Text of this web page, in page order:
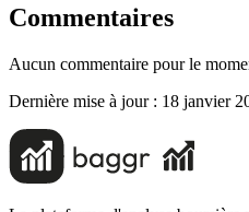
Commentaires
Aucun commentaire pour le
Dernière mise à jour : 18 janvier